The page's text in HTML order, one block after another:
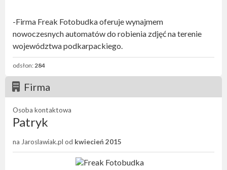
-Firma Freak Fotobudka oferuje wynajmem
nowoczesnych automatów do robienia zdjęć na terenie
województwa podkarpackiego.
odsłon:284
Firma
Osoba kontaktowa
Patryk
na Jaroslawiak.pl od kwiecień 2015